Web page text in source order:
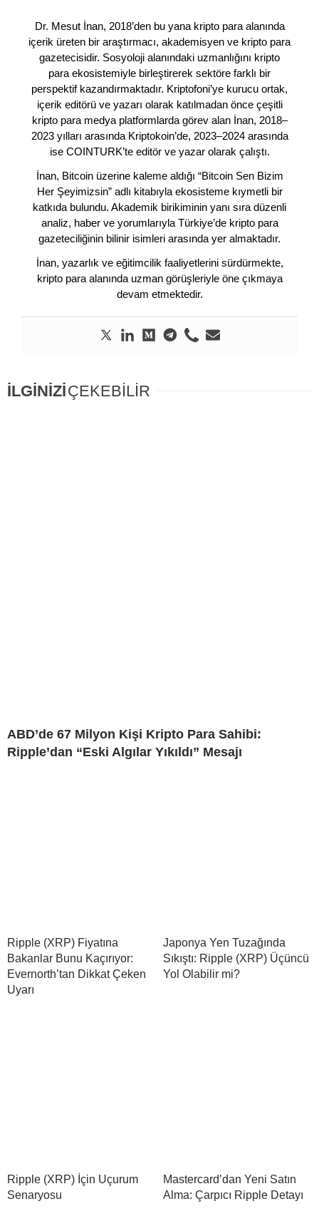
Dr. Mesut İnan, 2018’den bu yana kripto para alanında
içerik üreten bir araştırmacı, akademisyen ve kripto para
gazetecisidir. Sosyoloji alanındaki uzmanlığını kripto
para ekosistemiyle birleştirerek sektöre farklı bir
perspektif kazandırmaktadır. Kriptofoni’ye kurucu ortak,
içerik editörü ve yazarı olarak katılmadan önce çeşitli
kripto para medya platformlarda görev alan İnan, 2018–
2023 yılları arasında Kriptokoin’de, 2023–2024 arasında
ise COINTURK’te editör ve yazar olarak çalıştı.
İnan, Bitcoin üzerine kaleme aldığı “Bitcoin Sen Bizim
Her Şeyimizsin” adlı kitabıyla ekosisteme kıymetli bir
katkıda bulundu. Akademik birikiminin yanı sıra düzenli
analiz, haber ve yorumlarıyla Türkiye’de kripto para
gazeteciliğinin bilinir isimleri arasında yer almaktadır.
İnan, yazarlık ve eğitimcilik faaliyetlerini sürdürmekte,
kripto para alanında uzman görüşleriyle öne çıkmaya
devam etmektedir.
İLGİNİZİÇEKEBİLİR
ABD’de 67 Milyon Kişi Kripto Para Sahibi:
Ripple’dan “Eski Algılar Yıkıldı” Mesajı
Ripple (XRP) Fiyatına
Bakanlar Bunu Kaçırıyor:
Evernorth’tan Dikkat Çeken
Uyarı
Japonya Yen Tuzağında
Sıkıştı: Ripple (XRP) Üçüncü
Yol Olabilir mi?
Ripple (XRP) İçin Uçurum
Senaryosu
Mastercard’dan Yeni Satın
Alma: Çarpıcı Ripple Detayı